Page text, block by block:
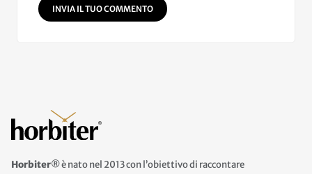
INVIA IL TUO COMMENTO
Horbiter®è nato nel 2013 con l’obiettivo di raccontare